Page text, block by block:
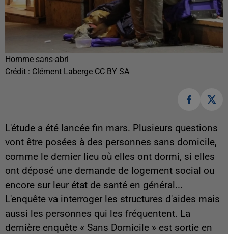
Homme sans-abri
Crédit : Clément Laberge CC BY SA
L'étude a été lancée fin mars. Plusieurs questions
vont être posées à des personnes sans domicile,
comme le dernier lieu où elles ont dormi, si elles
ont déposé une demande de logement social ou
encore sur leur état de santé en général...
L'enquête va interroger les structures d'aides mais
aussi les personnes qui les fréquentent. La
dernière enquête « Sans Domicile » est sortie en